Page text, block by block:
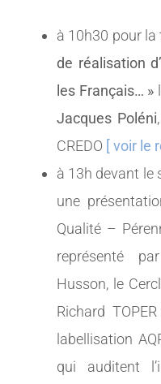
à 10h30 pour la
de réalisation
les Français… »
Jacques Poléni
CREDO [ voir le
à 13h devant le
une
Qualité –
représenté
Husson, le
Richard
labellisation
qui auditent